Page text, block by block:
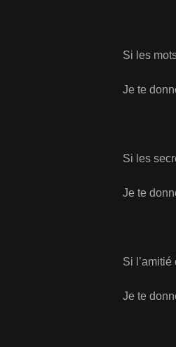
Si les
Je te
Si les
Je te
Si l’amitié
Je te